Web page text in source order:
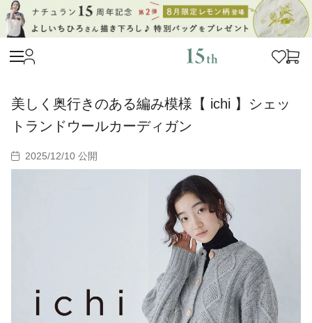
美しく奥行きのある編み模様【 ichi 】シェッ
トランドウールカーディガン
2025/12/10 公開